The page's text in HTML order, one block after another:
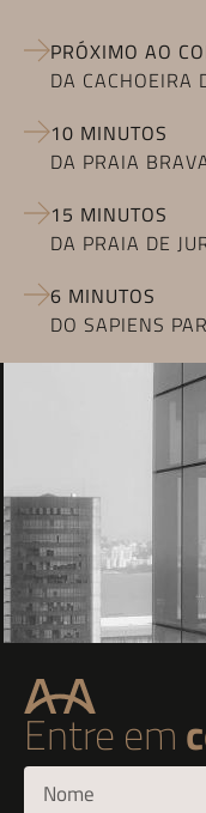
PRÓXIMO AO
DA CACHOEIRA
10 MINUTOS
DA PRAIA
15 MINUTOS
DA PRAIA DE
6 MINUTOS
DO SAPIENS
Entre em